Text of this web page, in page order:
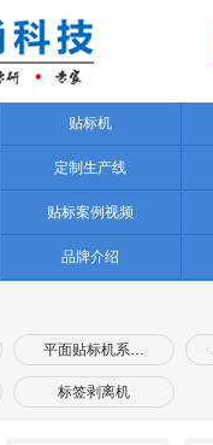
贴标机
定制生产线
贴标案例视频
品牌介绍
平面贴标机系…
标签剥离机